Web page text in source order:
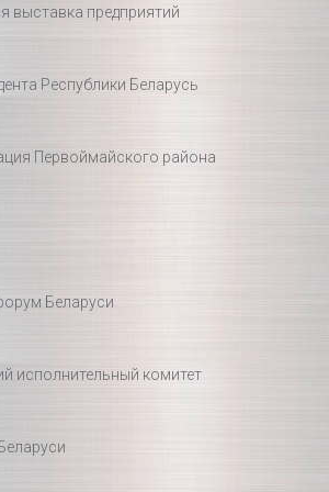
выставка предприятий
Республики Беларусь
Первоймайского района
Беларуси
исполнительный комитет